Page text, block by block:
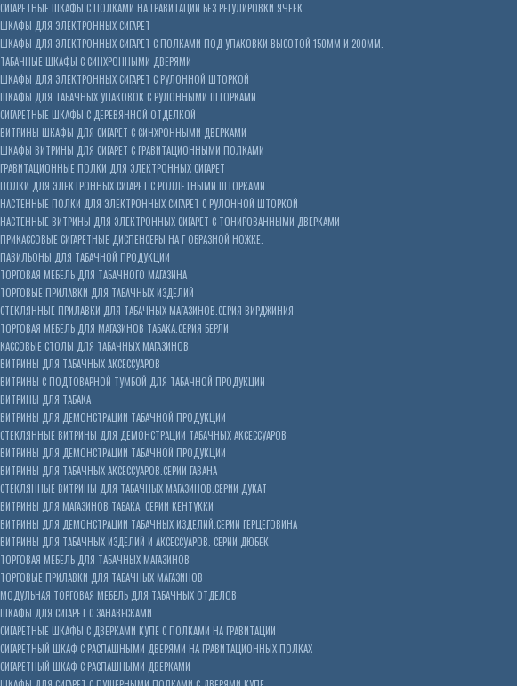
СИГАРЕТНЫЕ ШКАФЫ С ПОЛКАМИ НА ГРАВИТАЦИИ БЕЗ РЕГУЛИРОВКИ ЯЧЕЕК.
ШКАФЫ ДЛЯ ЭЛЕКТРОННЫХ СИГАРЕТ
ШКАФЫ ДЛЯ ЭЛЕКТРОННЫХ СИГАРЕТ С ПОЛКАМИ ПОД УПАКОВКИ ВЫСОТОЙ 150ММ И 200ММ.
ТАБАЧНЫЕ ШКАФЫ С СИНХРОННЫМИ ДВЕРЯМИ
ШКАФЫ ДЛЯ ЭЛЕКТРОННЫХ СИГАРЕТ С РУЛОННОЙ ШТОРКОЙ
ШКАФЫ ДЛЯ ТАБАЧНЫХ УПАКОВОК С РУЛОННЫМИ ШТОРКАМИ.
СИГАРЕТНЫЕ ШКАФЫ С ДЕРЕВЯННОЙ ОТДЕЛКОЙ
ВИТРИНЫ ШКАФЫ ДЛЯ СИГАРЕТ С СИНХРОННЫМИ ДВЕРКАМИ
ШКАФЫ ВИТРИНЫ ДЛЯ СИГАРЕТ С ГРАВИТАЦИОННЫМИ ПОЛКАМИ
ГРАВИТАЦИОННЫЕ ПОЛКИ ДЛЯ ЭЛЕКТРОННЫХ СИГАРЕТ
ПОЛКИ ДЛЯ ЭЛЕКТРОННЫХ СИГАРЕТ С РОЛЛЕТНЫМИ ШТОРКАМИ
НАСТЕННЫЕ ПОЛКИ ДЛЯ ЭЛЕКТРОННЫХ СИГАРЕТ С РУЛОННОЙ ШТОРКОЙ
НАСТЕННЫЕ ВИТРИНЫ ДЛЯ ЭЛЕКТРОННЫХ СИГАРЕТ С ТОНИРОВАННЫМИ ДВЕРКАМИ
ПРИКАССОВЫЕ СИГАРЕТНЫЕ ДИСПЕНСЕРЫ НА Г ОБРАЗНОЙ НОЖКЕ.
ПАВИЛЬОНЫ ДЛЯ ТАБАЧНОЙ ПРОДУКЦИИ
ТОРГОВАЯ МЕБЕЛЬ ДЛЯ ТАБАЧНОГО МАГАЗИНА
ТОРГОВЫЕ ПРИЛАВКИ ДЛЯ ТАБАЧНЫХ ИЗДЕЛИЙ
СТЕКЛЯННЫЕ ПРИЛАВКИ ДЛЯ ТАБАЧНЫХ МАГАЗИНОВ.СЕРИЯ ВИРДЖИНИЯ
ТОРГОВАЯ МЕБЕЛЬ ДЛЯ МАГАЗИНОВ ТАБАКА.СЕРИЯ БЕРЛИ
КАССОВЫЕ СТОЛЫ ДЛЯ ТАБАЧНЫХ МАГАЗИНОВ
ВИТРИНЫ ДЛЯ ТАБАЧНЫХ АКСЕССУАРОВ
ВИТРИНЫ С ПОДТОВАРНОЙ ТУМБОЙ ДЛЯ ТАБАЧНОЙ ПРОДУКЦИИ
ВИТРИНЫ ДЛЯ ТАБАКА
ВИТРИНЫ ДЛЯ ДЕМОНСТРАЦИИ ТАБАЧНОЙ ПРОДУКЦИИ
СТЕКЛЯННЫЕ ВИТРИНЫ ДЛЯ ДЕМОНСТРАЦИИ ТАБАЧНЫХ АКСЕССУАРОВ
ВИТРИНЫ ДЛЯ ДЕМОНСТРАЦИИ ТАБАЧНОЙ ПРОДУКЦИИ
ВИТРИНЫ ДЛЯ ТАБАЧНЫХ АКСЕССУАРОВ.СЕРИИ ГАВАНА
СТЕКЛЯННЫЕ ВИТРИНЫ ДЛЯ ТАБАЧНЫХ МАГАЗИНОВ.СЕРИИ ДУКАТ
ВИТРИНЫ ДЛЯ МАГАЗИНОВ ТАБАКА. СЕРИИ КЕНТУККИ
ВИТРИНЫ ДЛЯ ДЕМОНСТРАЦИИ ТАБАЧНЫХ ИЗДЕЛИЙ.СЕРИИ ГЕРЦЕГОВИНА
ВИТРИНЫ ДЛЯ ТАБАЧНЫХ ИЗДЕЛИЙ И АКСЕССУАРОВ. СЕРИИ ДЮБЕК
ТОРГОВАЯ МЕБЕЛЬ ДЛЯ ТАБАЧНЫХ МАГАЗИНОВ
ТОРГОВЫЕ ПРИЛАВКИ ДЛЯ ТАБАЧНЫХ МАГАЗИНОВ
МОДУЛЬНАЯ ТОРГОВАЯ МЕБЕЛЬ ДЛЯ ТАБАЧНЫХ ОТДЕЛОВ
ШКАФЫ ДЛЯ СИГАРЕТ С ЗАНАВЕСКАМИ
СИГАРЕТНЫЕ ШКАФЫ С ДВЕРКАМИ КУПЕ С ПОЛКАМИ НА ГРАВИТАЦИИ
СИГАРЕТНЫЙ ШКАФ С РАСПАШНЫМИ ДВЕРЯМИ НА ГРАВИТАЦИОННЫХ ПОЛКАХ
СИГАРЕТНЫЙ ШКАФ С РАСПАШНЫМИ ДВЕРКАМИ